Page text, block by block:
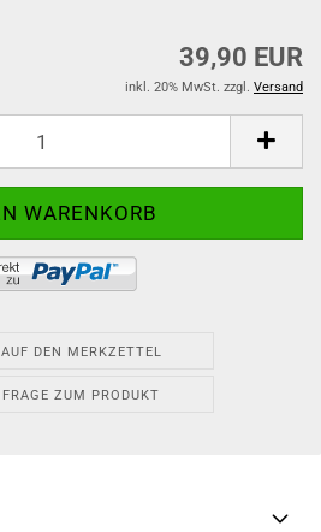
39,90 EUR
inkl. 20% MwSt. zzgl. Versand
AUF DEN MERKZETTEL
FRAGE ZUM PRODUKT